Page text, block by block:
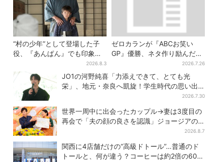
“村の少年”として登場した子
役、『あんぱん』でも印象的
だった…視聴者驚き「どうり
で演技上手だと」
2026.8.3
ゼロカランが『ABCお笑い
GP』優勝、ネタ作り励んだ1
年間「若手で一番やってる自
信はあった」
2026.7.26
JO1の河野純喜「力添えできて、とても光
栄」、地元・奈良へ凱旋！学生時代の思い出
2026.7.30
世界一周中に出会ったカップル→妻は3度目の
再会で「夫の顔の良さを認識」ジョージアの
2026.8.7
関西に4店舗だけの“高級ドトール”…普通のド
トールと、何が違う？コーヒーは約2倍の600